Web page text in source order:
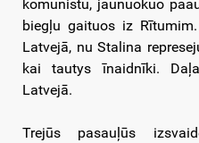
komunistu, jaunuokuo
biegļu gaituos iz
Latvejā, nu Stalina
kai tautys īnaidnīki.
Latvejā.
Trejūs pasauļūs